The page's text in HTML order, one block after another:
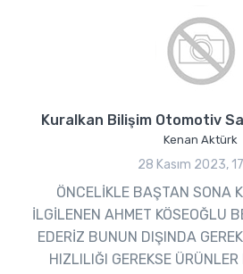
Kuralkan Bilişim Otomotiv
Kenan Aktürk
28 Kasım 2023,
ÖNCELİKLE BAŞTAN SONA
İLGİLENEN AHMET KÖSEOĞLU
EDERİZ BUNUN DIŞINDA
HIZLILIĞI GEREKSE